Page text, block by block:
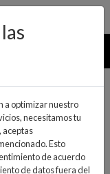
a optimizar nuestro
necesitamos tu
aceptas
Esto
de acuerdo
de datos fuera del